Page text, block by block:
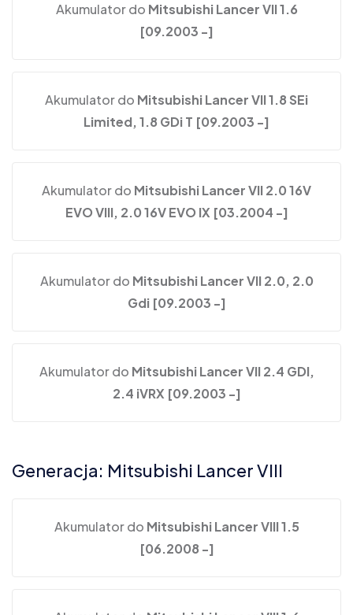
Akumulator do Mitsubishi Lancer VII 1.6
[09.2003 -]
Akumulator do Mitsubishi Lancer VII 1.8 SEi
Limited, 1.8 GDi T [09.2003 -]
Akumulator do Mitsubishi Lancer VII 2.0 16V
EVO VIII, 2.0 16V EVO IX [03.2004 -]
Akumulator do Mitsubishi Lancer VII 2.0, 2.0
Gdi [09.2003 -]
Akumulator do Mitsubishi Lancer VII 2.4 GDI,
2.4 iVRX [09.2003 -]
Generacja: Mitsubishi Lancer VIII
Akumulator do Mitsubishi Lancer VIII 1.5
[06.2008 -]